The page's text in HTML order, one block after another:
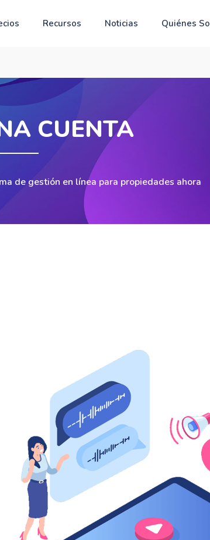
Recursos Noticias Quiénes
CUENTA
de gestión en línea para propiedades ahora